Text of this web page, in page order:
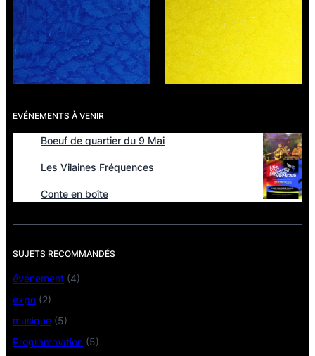
EVÉNEMENTS À VENIR
Boeuf de quartier du 9 Mai
Les Vilaines Fréquences
Conte en boîte
SUJETS RECOMMANDÉS
événement (4)
expo (2)
musique (5)
Programmation (5)